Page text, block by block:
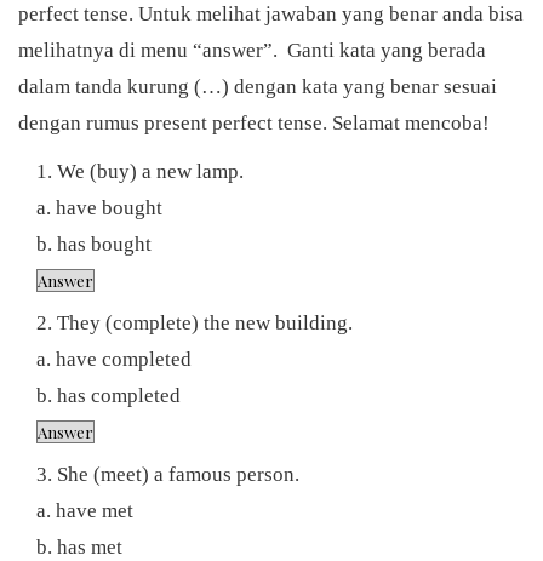
perfect tense. Untuk melihat jawaban yang benar anda bisa
melihatnya di menu “answer”. Ganti kata yang berada
dalam tanda kurung (…) dengan kata yang benar sesuai
dengan rumus present perfect tense. Selamat mencoba!
We (buy) a new lamp.
a. have bought
b. has bought
They (complete) the new building.
a. have completed
b. has completed
She (meet) a famous person.
a. have met
b. has met